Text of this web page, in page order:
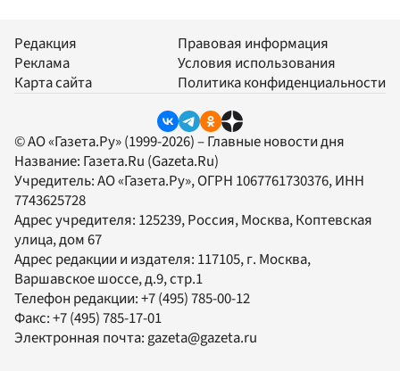
Редакция
Реклама
Карта сайта
Правовая информация
Условия использования
Политика конфиденциальности
© АО «Газета.Ру» (1999-2026) – Главные новости дня
Название: Газета.Ru (Gazeta.Ru)
Учредитель:АО «Газета.Ру», ОГРН 1067761730376, ИНН
7743625728
Адрес учредителя: 125239, Россия, Москва, Коптевская
улица, дом 67
Адрес редакции и издателя: 117105, г. Москва,
Варшавское шоссе, д.9, стр.1
Телефон редакции:+7 (495) 785-00-12
Факс:+7 (495) 785-17-01
Электронная почта:gazeta@gazeta.ru